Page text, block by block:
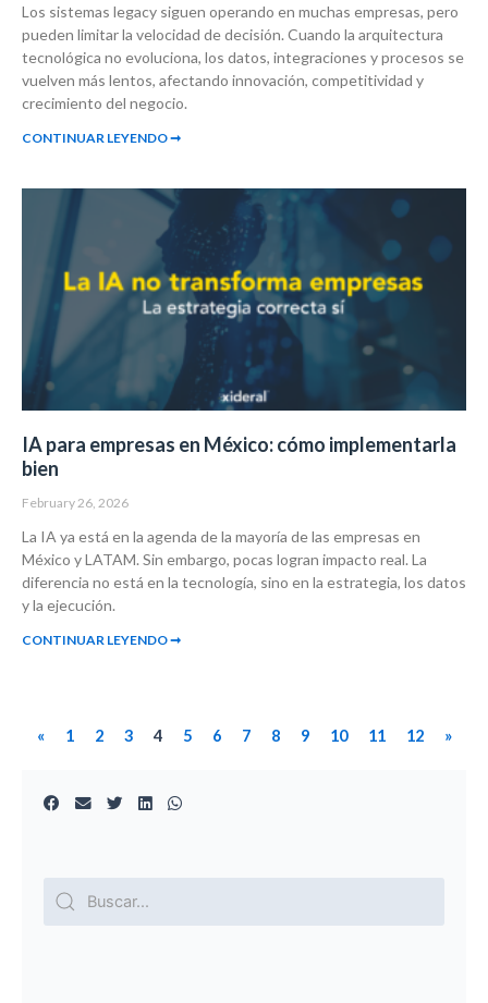
Los sistemas legacy siguen operando en muchas empresas, pero
pueden limitar la velocidad de decisión. Cuando la arquitectura
tecnológica no evoluciona, los datos, integraciones y procesos se
vuelven más lentos, afectando innovación, competitividad y
crecimiento del negocio.
CONTINUAR LEYENDO ➞
IA para empresas en México: cómo implementarla
bien
February 26, 2026
La IA ya está en la agenda de la mayoría de las empresas en
México y LATAM. Sin embargo, pocas logran impacto real. La
diferencia no está en la tecnología, sino en la estrategia, los datos
y la ejecución.
CONTINUAR LEYENDO ➞
« 1 2 3 4 5 6 7 8 9 10 11 12 »